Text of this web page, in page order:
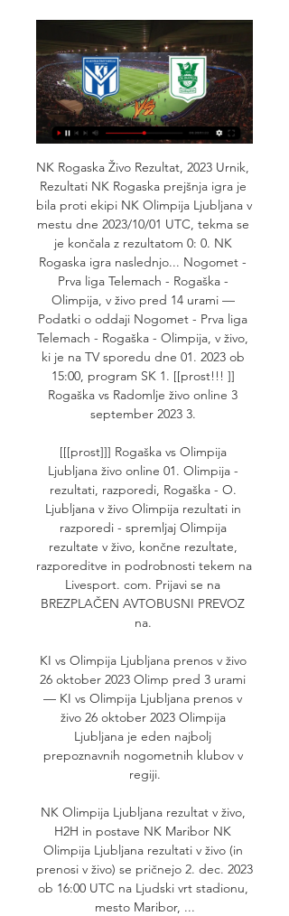
NK Rogaska Živo Rezultat, 2023 Urnik,
Rezultati NK Rogaska prejšnja igra je
bila proti ekipi NK Olimpija Ljubljana v
mestu dne 2023/10/01 UTC, tekma se
je končala z rezultatom 0: 0. NK
Rogaska igra naslednjo... Nogomet -
Prva liga Telemach - Rogaška -
Olimpija, v živo pred 14 urami —
Podatki o oddaji Nogomet - Prva liga
Telemach - Rogaška - Olimpija, v živo,
ki je na TV sporedu dne 01. 2023 ob
15:00, program SK 1. [[prost!!! ]]
Rogaška vs Radomlje živo online 3
september 2023 3.
[[[prost]]] Rogaška vs Olimpija
Ljubljana živo online 01. Olimpija -
rezultati, razporedi, Rogaška - O.
Ljubljana v živo Olimpija rezultati in
razporedi - spremljaj Olimpija
rezultate v živo, končne rezultate,
razporeditve in podrobnosti tekem na
Livesport. com. Prijavi se na
BREZPLAČEN AVTOBUSNI PREVOZ
na.
KI vs Olimpija Ljubljana prenos v živo
26 oktober 2023 Olimp pred 3 urami
— KI vs Olimpija Ljubljana prenos v
živo 26 oktober 2023 Olimpija
Ljubljana je eden najbolj
prepoznavnih nogometnih klubov v
regiji.
NK Olimpija Ljubljana rezultat v živo,
H2H in postave NK Maribor NK
Olimpija Ljubljana rezultati v živo (in
prenosi v živo) se pričnejo 2. dec. 2023
ob 16:00 UTC na Ljudski vrt stadionu,
mesto Maribor, ...